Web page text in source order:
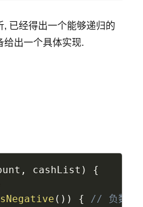
已经得出一个能够递归的
给出一个具体实现.
, cashList )
{
( ) ) {
// 负数